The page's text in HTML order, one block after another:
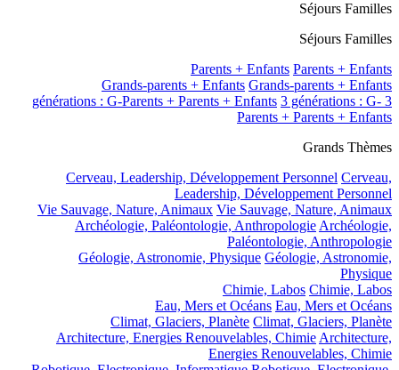
Séjours Familles
Séjours Familles
Parents + Enfants Parents + Enfants
Grands-parents + Enfants Grands-parents + Enfants
3 générations : G-Parents + Parents + Enfants
3 générations : G-
Parents + Parents + Enfants
Grands Thèmes
Cerveau, Leadership, Développement Personnel Cerveau,
Leadership, Développement Personnel
Vie Sauvage, Nature, Animaux Vie Sauvage, Nature, Animaux
Archéologie, Paléontologie, AnthropologieArchéologie,
Paléontologie, Anthropologie
Géologie, Astronomie, Physique Géologie, Astronomie,
Physique
Chimie, Labos Chimie, Labos
Eau, Mers et Océans Eau, Mers et Océans
Climat, Glaciers, Planète Climat, Glaciers, Planète
Architecture, Energies Renouvelables, ChimieArchitecture,
Energies Renouvelables, Chimie